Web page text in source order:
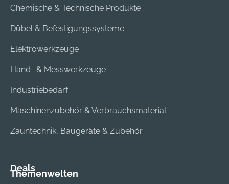
Chemische & Technische Produkte
Dübel & Befestigungssysteme
Elektrowerkzeuge
Hand- & Messwerkzeuge
Industriebedarf
Maschinenzubehör & Verbrauchsmaterial
Zauntechnik, Baugeräte & Zubehör
Deals
Themenwelten